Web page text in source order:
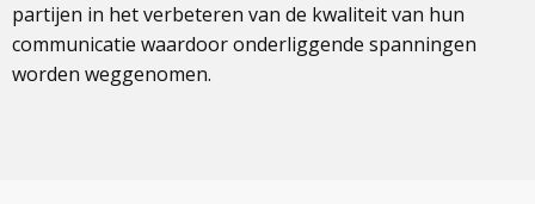
partijen in het verbeteren van de kwaliteit van hun
communicatie waardoor onderliggende spanningen
worden weggenomen.